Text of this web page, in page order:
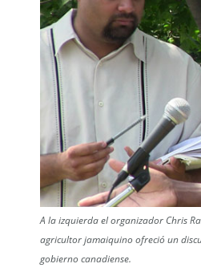
A la izquierda el organizador Chris
agricultor jamaiquino ofreció un
gobierno canadiense.